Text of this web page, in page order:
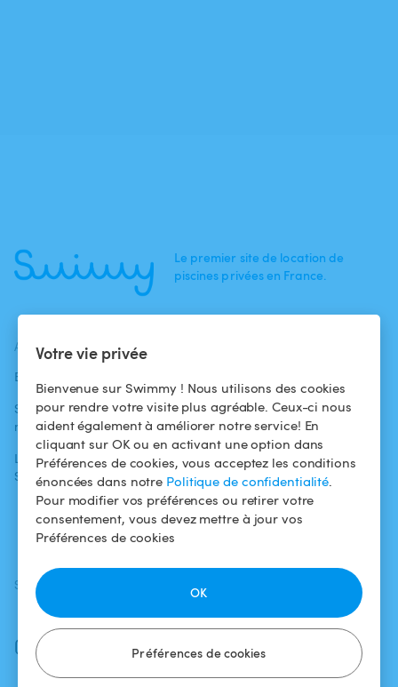
Votre vie privée
Bienvenue sur Swimmy ! Nous utilisons des cookies
pour rendre votre visite plus agréable. Ceux-ci nous
aident également à améliorer notre service! En
cliquant sur OK ou en activant une option dans
Préférences de cookies, vous acceptez les conditions
énoncées dans notre Politique de confidentialité.
Pour modifier vos préférences ou retirer votre
consentement, vous devez mettre à jour vos
Préférences de cookies
Préférences de cookies
OK
Le premier site de location de
piscines privées en France.
ACTUALITÉS
Blog
Swimmy dans les
médias
L'aventure
Swimmy
baigneurs
Pour les
propriétaires
Louer ma piscine
Comment ça
marche ?
Conditions
d'utilisation
Politique de
confidentialité
Mentions légales
SUIVEZ-NOUS
Facebook
Instagram